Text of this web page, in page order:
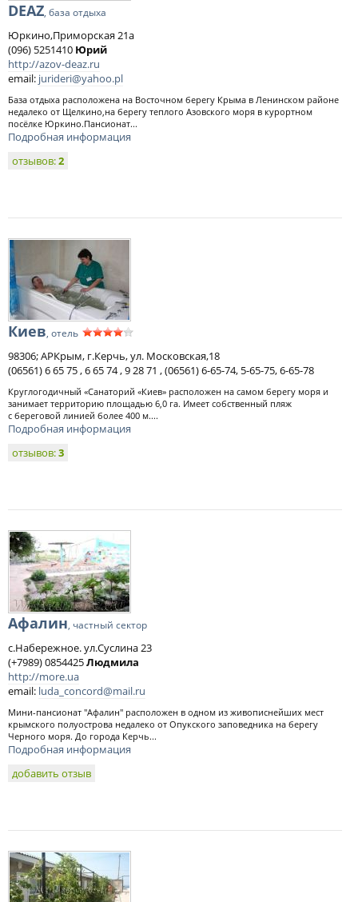
DEAZ, база отдыха
Юркино,Приморская 21а
(096) 5251410 Юрий
http://azov-deaz.ru
email: jurideri@yahoo.pl
База отдыха расположена на Восточном берегу Крыма в Ленинском районе
недалеко от Щелкино,на берегу теплого Азовского моря в курортном
посёлке Юркино.Пансионат...
Подробная информация
отзывов:2
Киев, отель
98306; АРКрым, г.Керчь, ул. Московская,18
(06561) 6 65 75 , 6 65 74 , 9 28 71 , (06561) 6-65-74, 5-65-75, 6-65-78
Круглогодичный «Санаторий «Киев» расположен на самом берегу моря и
занимает территорию площадью 6,0 га. Имеет собственный пляж
с береговой линией более 400 м....
Подробная информация
отзывов:3
Афалин, частный сектор
с.Набережное. ул.Суслина 23
(+7989) 0854425Людмила
http://more.ua
email: luda_concord@mail.ru
Мини-пансионат "Афалин" расположен в одном из живописнейших мест
крымского полуострова недалеко от Опукского заповедника на берегу
Черного моря. До города Керчь...
Подробная информация
добавить отзыв